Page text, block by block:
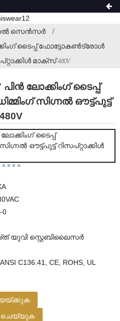
സെൻസർ
ടൈപ്പ് ഫോട്ടോകൺട്രോൾ
മാക്സ് 480V
പിൻ ലോക്കിംഗ് ടൈപ്പ്
സിഗ്നൽ ഔട്ട്പുട്ട്
0
യുവി സ്റ്റെബിലൈസർ
C136.41, CE, ROHS, UL
ചെയ്യുക